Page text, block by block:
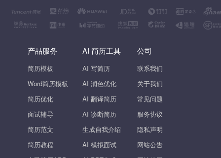
产品服务
简历模板
Word简历模板
简历优化
面试辅导
简历范文
简历教程
AI 简历工具
AI 写简历
AI 润色优化
AI 翻译简历
AI 诊断简历
生成自我介绍
AI 模拟面试
公司
联系我们
关于我们
常见问题
服务协议
隐私声明
网站公告